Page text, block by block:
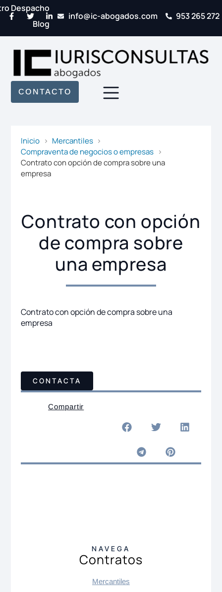
Despacho
Blog
info@ic-abogados.com 953 265 272
CONTACTO
Inicio
Mercantiles
Compraventa de negocios o empresas
Contrato con opción de compra sobre una
empresa
Contrato con opción
de compra sobre
una empresa
Contrato con opción de compra sobre una
empresa
CONTACTA
Compartir
NAVEGA
Contratos
Mercantiles